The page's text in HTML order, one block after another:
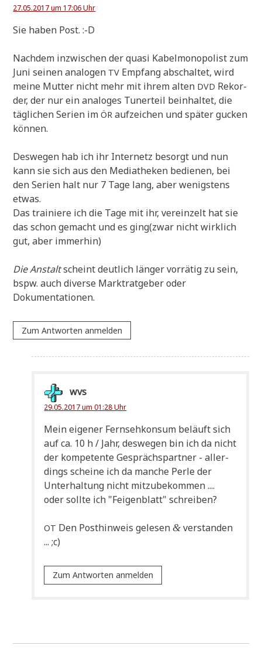
27.05.2017 um 17:06 Uhr
Sie haben Post. :-D
Nach­dem inzwi­schen der qua­si Kabel­mo­no­po­list zum
Juni sei­nen ana­lo­gen TV Emp­fang abschal­tet, wird
mei­ne Mut­ter nicht mehr mit ihrem alten DVD Rekor­
der, der nur ein ana­lo­ges Tun­er­teil beinhal­tet, die
täg­li­chen Seri­en imÖR auf­zei­chen und spä­ter gucken
können.
Des­we­gen hab ich ihr Inter­netz besorgt und nun
kann sie sich aus den Media­the­ken bedie­nen, bei
den Seri­en halt nur 7 Tage lang, aber wenig­stens
etwas.
Das trai­nie­re ich die Tage mit ihr, ver­ein­zelt hat sie
das schon gemacht und es ging(zwar nicht wirk­lich
gut, aber immerhin)
Die Anstaltscheint deut­lich län­ger vor­rä­tig zu sein,
bspw. auch diver­se Markt­rat­ge­ber oder
Dokumentationen.
Zum Antworten anmelden
wvs
29.05.2017 um 01:28 Uhr
Mein eige­ner Fern­seh­kon­sum beläuft sich
auf ca. 10 h / Jahr, des­we­gen bin ich da nicht
der kom­pe­ten­te Gesprächs­part­ner - aller­
dings schei­ne ich da man­che Per­le der
Unter­hal­tung nicht mit­zu­be­kom­men ....
oder soll­te ich "Fei­gen­blatt" schreiben?
OT Den Post­hin­weis gele­sen& ver­stan­den
... ;c)
Zum Antworten anmelden